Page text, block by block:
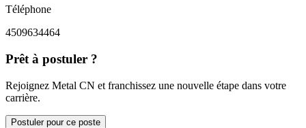
Téléphone
4509634464
Prêt à postuler ?
Rejoignez Metal CN et franchissez une nouvelle étape dans votre
carrière.
Postuler pour ce poste